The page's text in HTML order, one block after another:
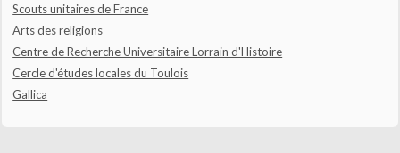
Scouts unitaires de France
Arts des religions
Centre de Recherche Universitaire Lorrain d'Histoire
Cercle d'études locales du Toulois
Gallica